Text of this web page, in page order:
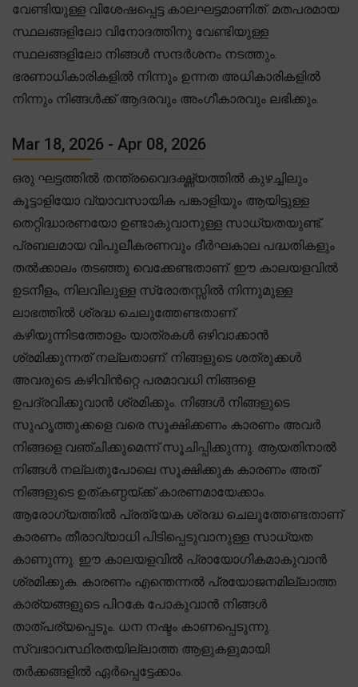
വേണ്ടിയുള്ള വിശേഷപ്പെട്ട കാലഘട്ടമാണിത്. മതപരമായ
സ്ഥലങ്ങളിലോ വിനോദത്തിനു വേണ്ടിയുള്ള
സ്ഥലങ്ങളിലോ നിങ്ങൾ സന്ദർശനം നടത്തും.
ഭരണാധികാരികളിൽ നിന്നും ഉന്നത അധികാരികളിൽ
നിന്നും നിങ്ങൾക്ക് ആദരവും അംഗീകാരവും ലഭിക്കും.
Mar 18, 2026 - Apr 08, 2026
ഒരു ഘട്ടത്തിൽ തന്ത്രവൈദഗ്ദ്ധ്യത്തിൽ കുഴച്ചിലും
കൂട്ടാളിയോ വ്യാവസായിക പങ്കാളിയും ആയിട്ടുള്ള
തെറ്റിദ്ധാരണയോ ഉണ്ടാകുവാനുള്ള സാധ്യതയുണ്ട്.
പ്രബലമായ വിപുലീകരണവും ദീർഘകാല പദ്ധതികളും
തൽക്കാലം തടഞ്ഞു വെക്കേണ്ടതാണ്. ഈ കാലയളവിൽ
ഉടനീളം, നിലവിലുള്ള സ്രോതസ്സിൽ നിന്നുമുള്ള
ലാഭത്തിൽ ശ്രദ്ധ ചെലുത്തേണ്ടതാണ്.
കഴിയുന്നിടത്തോളം യാത്രകൾ ഒഴിവാക്കാൻ
ശ്രമിക്കുന്നത് നല്ലതാണ്. നിങ്ങളുടെ ശത്രുക്കൾ
അവരുടെ കഴിവിൻറ്റെ പരമാവധി നിങ്ങളെ
ഉപദ്രവിക്കുവാൻ ശ്രമിക്കും. നിങ്ങൾ നിങ്ങളുടെ
സുഹൃത്തുക്കളെ വരെ സൂക്ഷിക്കണം കാരണം അവർ
നിങ്ങളെ വഞ്ചിക്കുമെന്ന് സൂചിപ്പിക്കുന്നു. ആയതിനാൽ
നിങ്ങൾ നല്ലതുപോലെ സൂക്ഷിക്കുക കാരണം അത്
നിങ്ങളുടെ ഉത്കണ്ഠയ്ക്ക് കാരണമായേക്കാം.
ആരോഗ്യത്തിൽ പ്രത്യേക ശ്രദ്ധ ചെലുത്തേണ്ടതാണ്
കാരണം തീരാവ്യാധി പിടിപ്പെടുവാനുള്ള സാധ്യത
കാണുന്നു. ഈ കാലയളവിൽ പ്രായോഗികമാകുവാൻ
ശ്രമിക്കുക. കാരണം എന്തെന്നൽ പ്രയോജനമില്ലാത്ത
കാര്യങ്ങളുടെ പിറകേ പോകുവാൻ നിങ്ങൾ
താത്പര്യപ്പെടും. ധന നഷ്ടം കാണപ്പെടുന്നു.
സ്വഭാവസ്ഥിരതയില്ലാത്ത ആളുകളുമായി
തർക്കങ്ങളിൽ ഏർപ്പെട്ടേക്കാം.